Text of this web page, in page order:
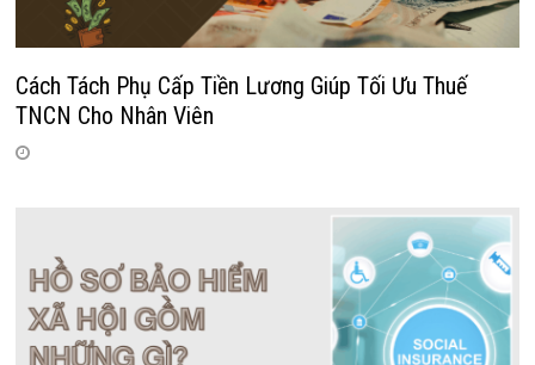
Cách Tách Phụ Cấp Tiền Lương Giúp Tối Ưu Thuế
TNCN Cho Nhân Viên